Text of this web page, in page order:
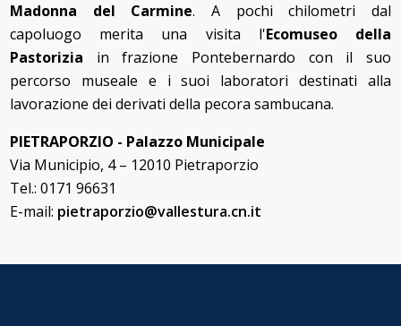
Madonna del Carmine. A pochi chilometri dal
capoluogo merita una visita l'Ecomuseo della
Pastorizia in frazione Pontebernardo con il suo
percorso museale e i suoi laboratori destinati alla
lavorazione dei derivati della pecora sambucana.
PIETRAPORZIO - Palazzo Municipale
Via Municipio, 4 – 12010 Pietraporzio
Tel.: 0171 96631
E-mail: pietraporzio@vallestura.cn.it